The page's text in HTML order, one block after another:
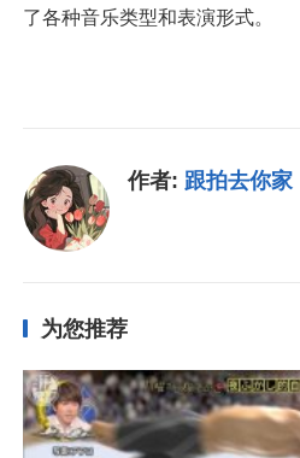
了各种音乐类型和表演形式。
作者: 跟拍去你家
为您推荐